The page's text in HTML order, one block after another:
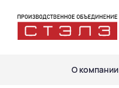
О компании